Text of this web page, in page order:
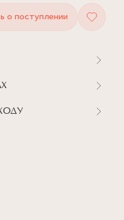
о поступлении